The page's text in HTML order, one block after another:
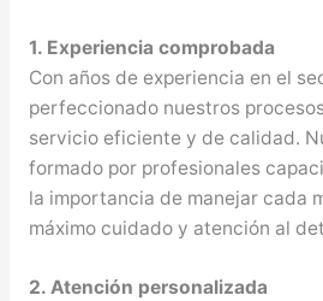
1. Experiencia comprobada
Con años de experiencia en el
perfeccionado nuestros
servicio eficiente y de calidad.
formado por profesionales
la importancia de manejar cada
máximo cuidado y atención al
2. Atención personalizada